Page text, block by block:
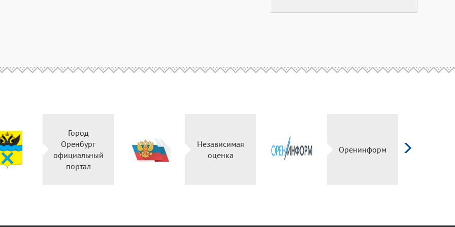
Город
Оренбург
официальный
портал
Независимая
оценка
Оренинформ